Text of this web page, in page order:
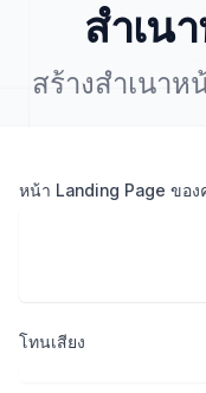
สำเน
สร้างสำเนา
หน้า Landing Page ของ
โทนเสียง